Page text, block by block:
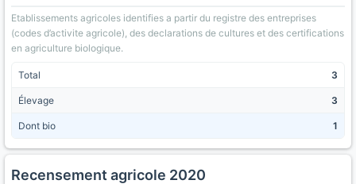
Etablissements agricoles identifies a partir du registre des entreprises
(codes d’activite agricole), des declarations de cultures et des certifications
en agriculture biologique.
Total 3
Élevage 3
Dont bio 1
Recensement agricole 2020